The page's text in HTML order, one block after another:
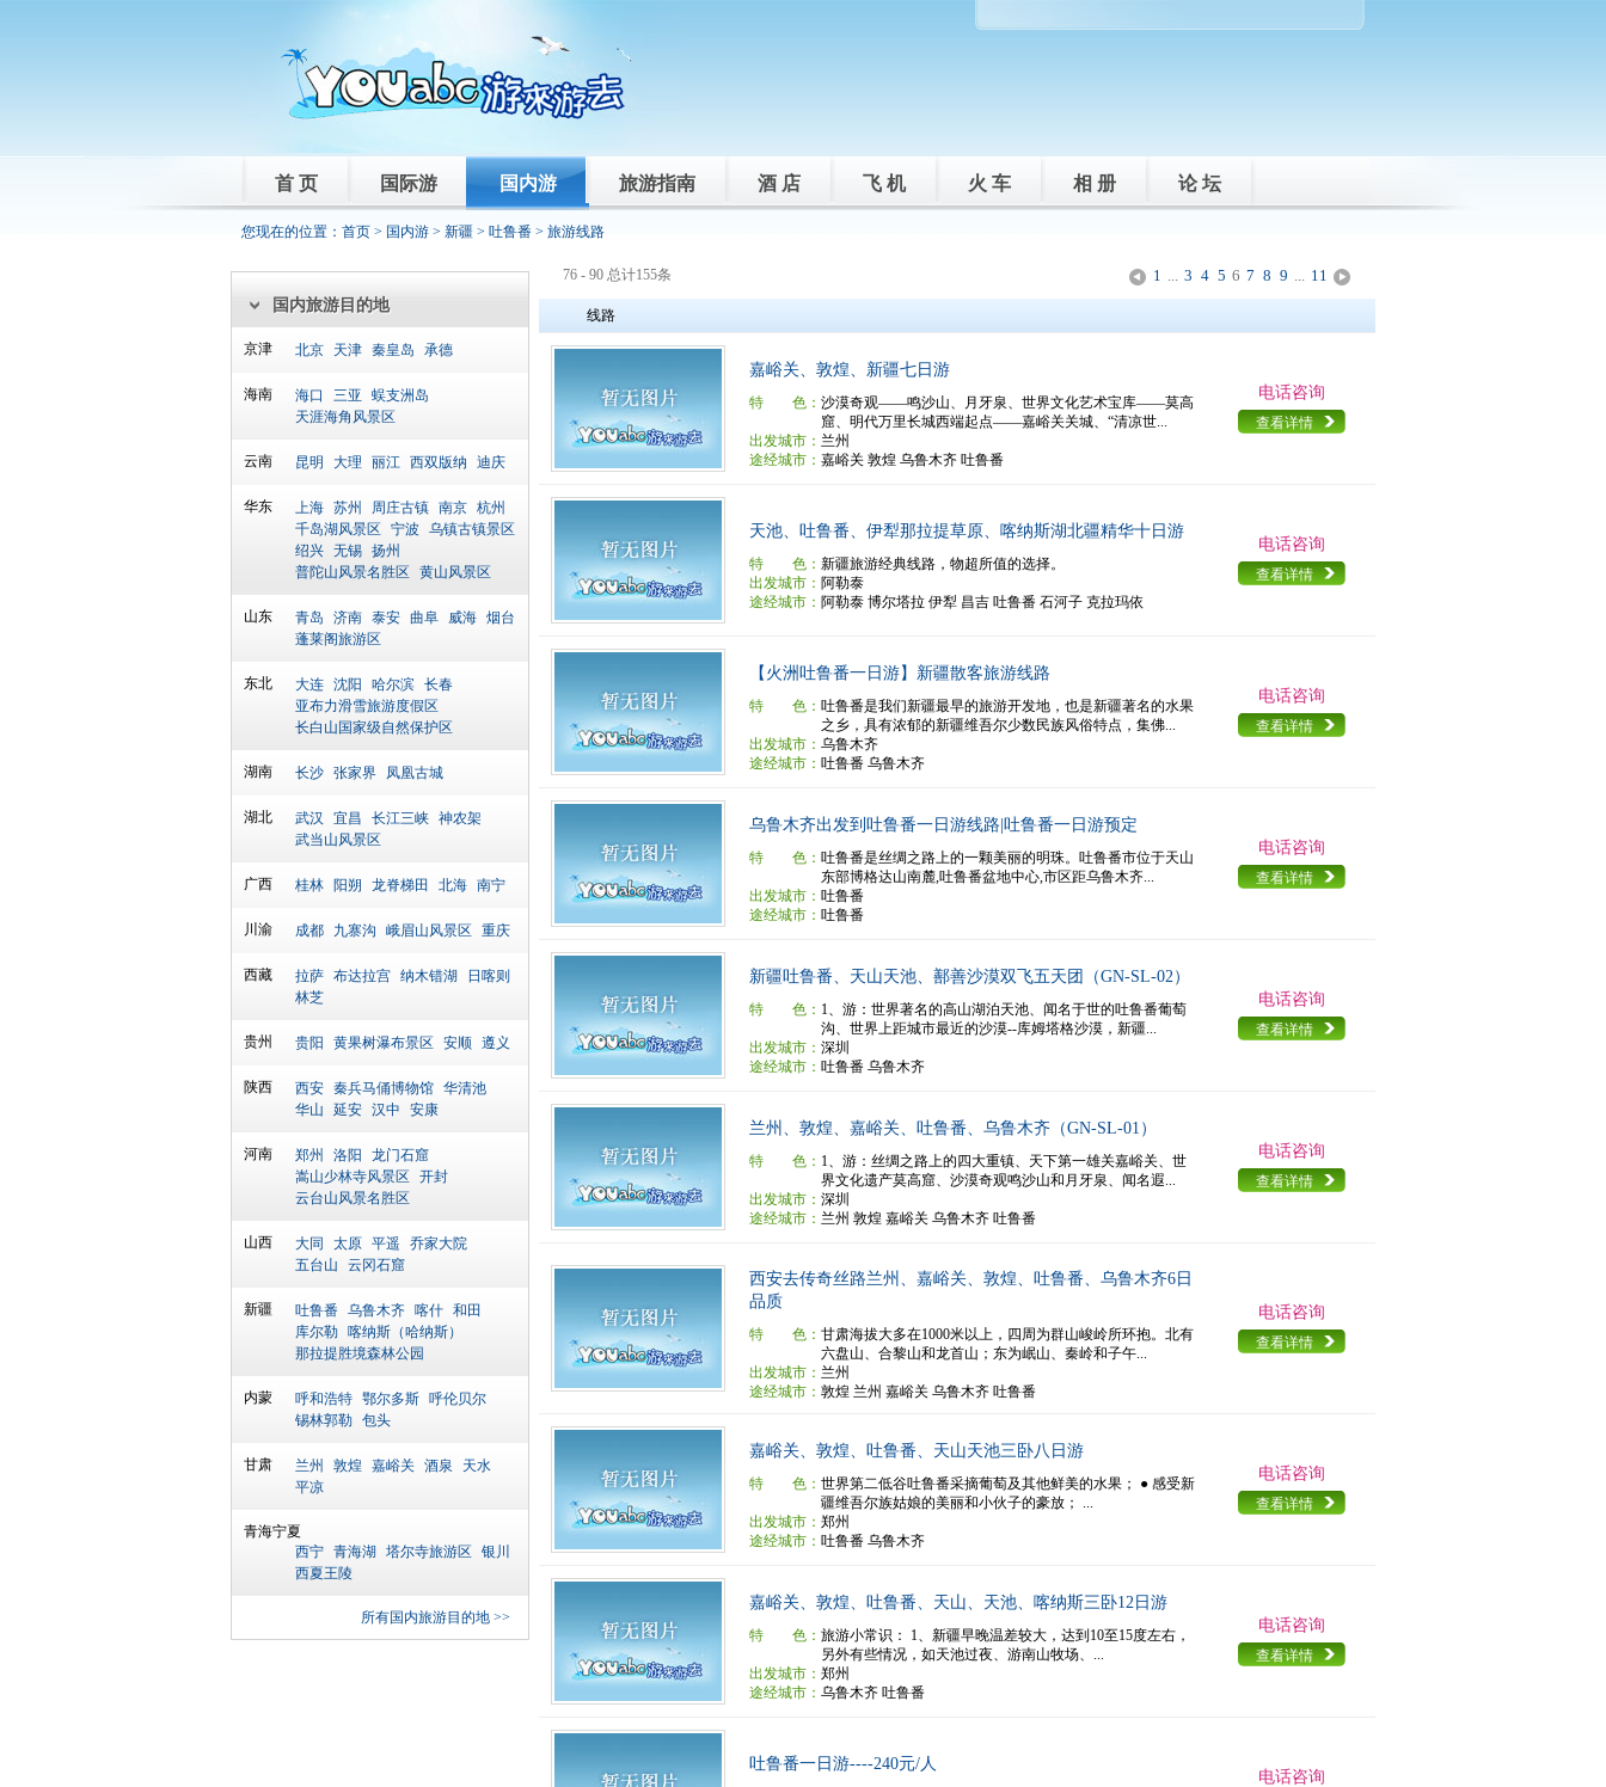
首 页 国际游 国内游 旅游指南 酒 店 飞 机 火 车 相 册 论 坛
您现在的位置： 首页 > 国内游 > 新疆 > 吐鲁番 > 旅游线路
国内旅游目的地
京津 北京 天津 秦皇岛 承德
海南 海口 三亚
蜈支洲岛
天涯海角风景区
云南 昆明 大理 丽江 西双版纳 迪庆
华东 上海 苏州 周庄古镇 南京 杭州
千岛湖风景区
宁波
乌镇古镇景区
绍兴 无锡 扬州
普陀山风景名胜区
黄山风景区
山东 青岛 济南 泰安 曲阜 威海 烟台
蓬莱阁旅游区
东北 大连 沈阳 哈尔滨 长春
亚布力滑雪旅游度假区
长白山国家级自然保护区
湖南 长沙 张家界 凤凰古城
湖北 武汉 宜昌 长江三峡 神农架
武当山风景区
广西 桂林 阳朔 龙脊梯田 北海 南宁
川渝 成都 九寨沟 峨眉山风景区 重庆
西藏 拉萨 布达拉宫 纳木错湖
日喀则
林芝
贵州 贵阳 黄果树瀑布景区 安顺 遵义
陕西 西安 秦兵马俑博物馆 华清池
华山
延安 汉中 安康
河南 郑州 洛阳
龙门石窟
嵩山少林寺风景区
开封
云台山风景名胜区
山西 大同 太原 平遥
乔家大院
五台山
云冈石窟
新疆 吐鲁番 乌鲁木齐 喀什 和田
库尔勒 喀纳斯（哈纳斯）
那拉提胜境森林公园
内蒙 呼和浩特 鄂尔多斯 呼伦贝尔
锡林郭勒 包头
甘肃 兰州 敦煌 嘉峪关 酒泉
天水
平凉
青海宁夏
西宁 青海湖 塔尔寺旅游区
银川
西夏王陵
所有国内旅游目的地 >>
< 1 ... 3 4 5 6 7 8 9 ... 11 >
76 - 90 总计155条
线路
嘉峪关、敦煌、新疆七日游
特 色： 沙漠奇观——鸣沙山、月牙泉、世界文化艺术宝库——莫高
窟、明代万里长城西端起点——嘉峪关关城、“清凉世...
出发城市： 兰州
途经城市： 嘉峪关 敦煌 乌鲁木齐 吐鲁番
电话咨询
查看详情
天池、吐鲁番、伊犁那拉提草原、喀纳斯湖北疆精华十日游
特 色： 新疆旅游经典线路，物超所值的选择。
出发城市： 阿勒泰
途经城市： 阿勒泰 博尔塔拉 伊犁 昌吉 吐鲁番 石河子 克拉玛依
电话咨询
查看详情
【火洲吐鲁番一日游】新疆散客旅游线路
特 色： 吐鲁番是我们新疆最早的旅游开发地，也是新疆著名的水果
之乡，具有浓郁的新疆维吾尔少数民族风俗特点，集佛...
出发城市： 乌鲁木齐
途经城市： 吐鲁番 乌鲁木齐
电话咨询
查看详情
乌鲁木齐出发到吐鲁番一日游线路|吐鲁番一日游预定
特 色： 吐鲁番是丝绸之路上的一颗美丽的明珠。吐鲁番市位于天山
东部博格达山南麓,吐鲁番盆地中心,市区距乌鲁木齐...
出发城市： 吐鲁番
途经城市： 吐鲁番
电话咨询
查看详情
新疆吐鲁番、天山天池、鄯善沙漠双飞五天团（GN-SL-02）
特 色： 1、游：世界著名的高山湖泊天池、闻名于世的吐鲁番葡萄
沟、世界上距城市最近的沙漠--库姆塔格沙漠，新疆...
出发城市： 深圳
途经城市： 吐鲁番 乌鲁木齐
电话咨询
查看详情
兰州、敦煌、嘉峪关、吐鲁番、乌鲁木齐（GN-SL-01）
特 色： 1、游：丝绸之路上的四大重镇、天下第一雄关嘉峪关、世
界文化遗产莫高窟、沙漠奇观鸣沙山和月牙泉、闻名遐...
出发城市： 深圳
途经城市： 兰州 敦煌 嘉峪关 乌鲁木齐 吐鲁番
电话咨询
查看详情
西安去传奇丝路兰州、嘉峪关、敦煌、吐鲁番、乌鲁木齐6日
品质
特 色： 甘肃海拔大多在1000米以上，四周为群山峻岭所环抱。北有
六盘山、合黎山和龙首山；东为岷山、秦岭和子午...
出发城市： 兰州
途经城市： 敦煌 兰州 嘉峪关 乌鲁木齐 吐鲁番
电话咨询
查看详情
嘉峪关、敦煌、吐鲁番、天山天池三卧八日游
特 色： 世界第二低谷吐鲁番采摘葡萄及其他鲜美的水果； ● 感受新
疆维吾尔族姑娘的美丽和小伙子的豪放； ...
出发城市： 郑州
途经城市： 吐鲁番 乌鲁木齐
电话咨询
查看详情
嘉峪关、敦煌、吐鲁番、天山、天池、喀纳斯三卧12日游
特 色： 旅游小常识： 1、新疆早晚温差较大，达到10至15度左右，
另外有些情况，如天池过夜、游南山牧场、...
出发城市： 郑州
途经城市： 乌鲁木齐 吐鲁番
电话咨询
查看详情
吐鲁番一日游----240元/人
电话咨询